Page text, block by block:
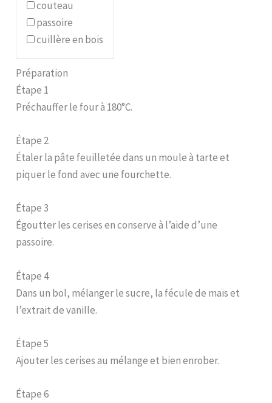
couteau
passoire
cuillère en bois
Préparation
Étape 1
Préchauffer le four à 180°C.
Étape 2
Étaler la pâte feuilletée dans un moule à tarte et
piquer le fond avec une fourchette.
Étape 3
Égoutter les cerises en conserve à l’aide d’une
passoire.
Étape 4
Dans un bol, mélanger le sucre, la fécule de maïs et
l’extrait de vanille.
Étape 5
Ajouter les cerises au mélange et bien enrober.
Étape 6